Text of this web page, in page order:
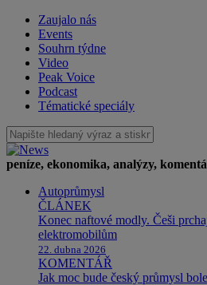
Zaujalo nás
Events
Souhrn týdne
Video
Peak Voice
Podcast
Tématické speciály
peníze, ekonomika, analýzy,
Autoprůmysl
ČLÁNEK
Konec naftové modly. Češi
elektromobilům
22. dubna 2026
KOMENTÁŘ
Jak moc bude český průmysl